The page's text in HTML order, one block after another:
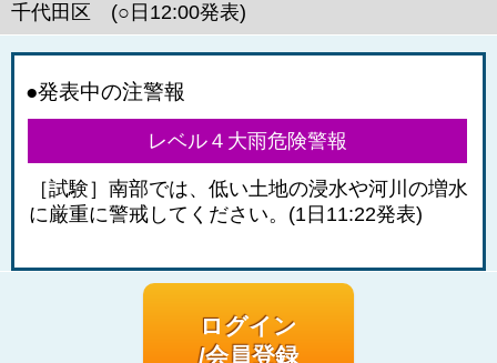
千代田区 (○日12:00発表)
●発表中の注警報
レベル４大雨危険警報
［試験］南部では、低い土地の浸水や河川の増水
に厳重に警戒してください。(1日11:22発表)
ログイン
/会員登録